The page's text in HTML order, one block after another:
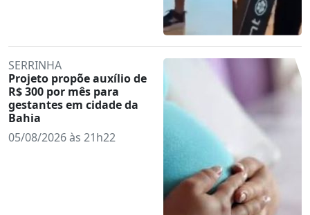
SERRINHA
Projeto propõe auxílio de
R$ 300 por mês para
gestantes em cidade da
Bahia
05/08/2026 às 21h22